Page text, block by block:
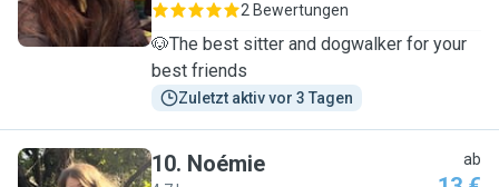
2 Bewertungen
🐶The best sitter and dogwalker for your
best friends
Zuletzt aktiv vor 3 Tagen
10. Noémie ab